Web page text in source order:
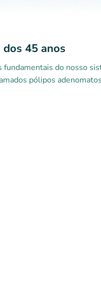
45 anos
do nosso
pólipos